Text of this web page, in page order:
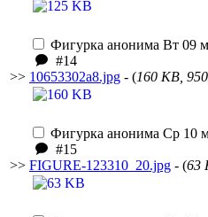
>>
Фигурка анонима Вт 09
#14
10653302a8.jpg - (160 KB,
>>
Фигурка анонима Ср 10
#15
FIGURE-123310_20.jpg - (63